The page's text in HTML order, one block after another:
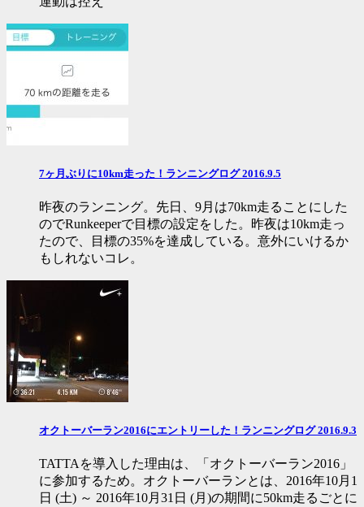
7ヶ月ぶりに10km走った！ランニングログ 2016.9.5
昨夜のランニング。先日、9月は70km走ることにした
のでRunkeeperで目標の設定をした。昨夜は10km走っ
たので、目標の35%を達成している。意外にいけるか
もしれないコレ。
オクトーバーラン2016にエントリーした！ランニングログ 2016.9.3
TATTAを導入した理由は、「オクトーバーラン2016」
に参加するため。オクトーバーランとは、2016年10月1
日 (土) ～ 2016年10月31日 (月)の期間に50km走るごとに